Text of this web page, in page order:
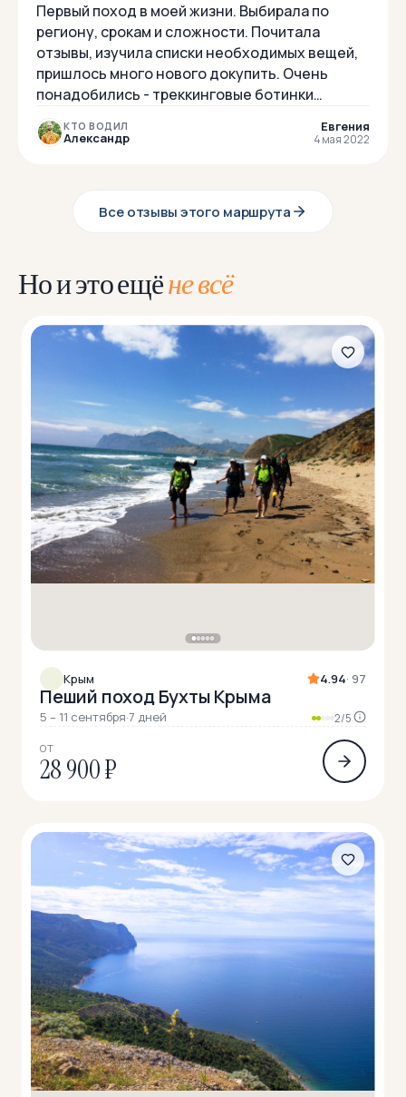
Первый поход в моей жизни. Выбирала по
региону, срокам и сложности. Почитала
отзывы, изучила списки необходимых вещей,
пришлось много нового докупить. Очень
понадобились - треккинговые ботинки
время похода...
КТО ВОДИЛ
Александр
Евгения
4 мая 2022
Все отзывы этого маршрута
Но и это ещёне всё
Крым 4.94· 97
Пеший поход Бухты Крыма
5 – 11 сентября·7 дней 2/5
ОТ
28 900 ₽